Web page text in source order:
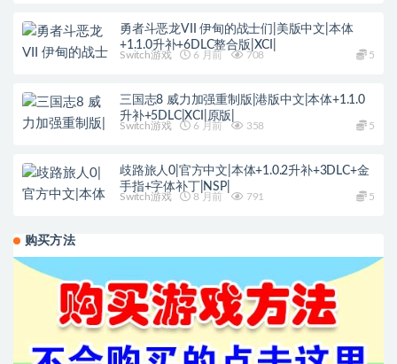
勇者斗恶龙VII 伊甸的战士们|美版中文|本体
+1.1.0升补+6DLC整合版|XCI|
Switch游戏 6 月前 708 5
三国志8 威力加强重制版|港版中文|本体+1.1.0
升补+5DLC|XCI|原版|
Switch游戏 6 月前 358 5
歧路旅人0|官方中文|本体+1.0.2升补+3DLC+金
手指+字体补丁|NSP|
Switch游戏 8 月前 791 5
购买方法